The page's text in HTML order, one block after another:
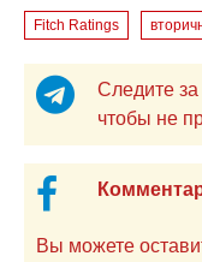
Fitch Ratings
Следите
Вы можете оставить